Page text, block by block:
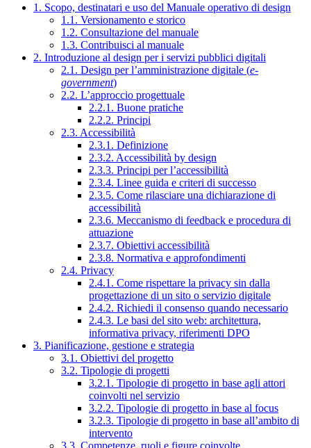
1. Scopo, destinatari e uso del Manuale operativo di design
1.1. Versionamento e storico
1.2. Consultazione del manuale
1.3. Contribuisci al manuale
2. Introduzione al design per i servizi pubblici digitali
2.1. Design per l’amministrazione digitale (e-
government)
2.2. L’approccio progettuale
2.2.1. Buone pratiche
2.2.2. Principi
2.3. Accessibilità
2.3.1. Definizione
2.3.2. Accessibilità by design
2.3.3. Principi per l’accessibilità
2.3.4. Linee guida e criteri di successo
2.3.5. Come rilasciare una dichiarazione di
accessibilità
2.3.6. Meccanismo di feedback e procedura di
attuazione
2.3.7. Obiettivi accessibilità
2.3.8. Normativa e approfondimenti
2.4. Privacy
2.4.1. Come rispettare la privacy sin dalla
progettazione di un sito o servizio digitale
2.4.2. Richiedi il consenso quando necessario
2.4.3. Le basi del sito web: architettura,
informativa privacy, riferimenti DPO
3. Pianificazione, gestione e strategia
3.1. Obiettivi del progetto
3.2. Tipologie di progetti
3.2.1. Tipologie di progetto in base agli attori
coinvolti nel servizio
3.2.2. Tipologie di progetto in base al focus
3.2.3. Tipologie di progetto in base all’ambito di
intervento
3.3. Competenze, ruoli e figure coinvolte